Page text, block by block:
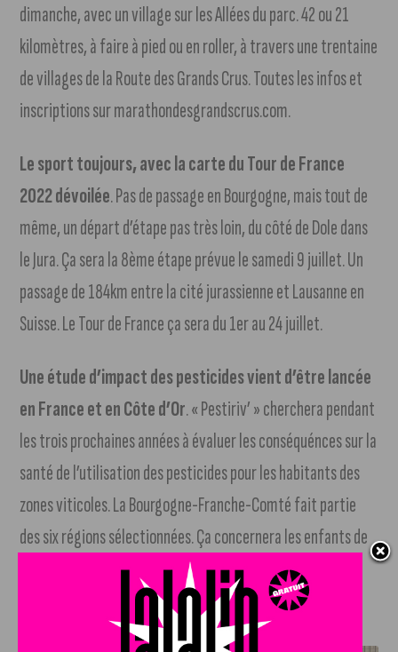
dimanche, avec un village sur les Allées du parc. 42 ou 21
kilomètres, à faire à pied ou en roller, à travers une trentaine
de villages de la Route des Grands Crus. Toutes les infos et
inscriptions sur marathondesgrandscrus.com.
Le sport toujours, avec la carte du Tour de France
2022 dévoilée. Pas de passage en Bourgogne, mais tout de
même, un départ d’étape pas très loin, du côté de Dole dans
le Jura. Ça sera la 8ème étape prévue le samedi 9 juillet. Un
passage de 184km entre la cité jurassienne et Lausanne en
Suisse. Le Tour de France ça sera du 1er au 24 juillet.
Une étude d’impact des pesticides vient d’être lancée
en France et en Côte d’Or. « Pestiriv’ » cherchera pendant
les trois prochaines années à évaluer les conséquénces sur la
santé de l’utilisation des pesticides pour les habitants des
zones viticoles. La Bourgogne-Franche-Comté fait partie
des six régions sélectionnées. Ça concernera les enfants de
3 ans jusqu’aux adultes de 79 ans.